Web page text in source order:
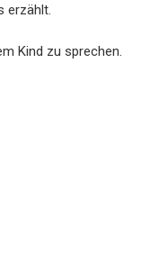
erzählt.
Kind zu sprechen.